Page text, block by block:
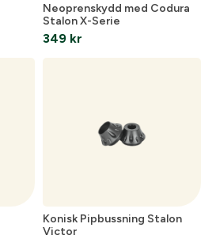
Neoprenskydd med Codura
Stalon X-Serie
349 kr
Konisk Pipbussning Stalon
Victor